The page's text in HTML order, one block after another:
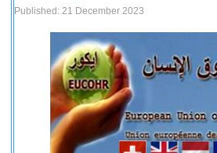
Published: 21 December 2023